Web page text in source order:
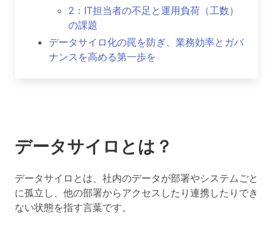
2：IT担当者の不足と運用負荷（工数）
の課題
データサイロ化の罠を防ぎ、業務効率とガバ
ナンスを高める第一歩を
データサイロとは？
データサイロとは、 社内のデータが部署やシステムごと
に孤立し、他の部署からアクセスしたり連携したりでき
ない状態を指す言葉です。